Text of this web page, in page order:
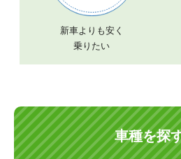
新車よりも安く
乗りたい
車種を探